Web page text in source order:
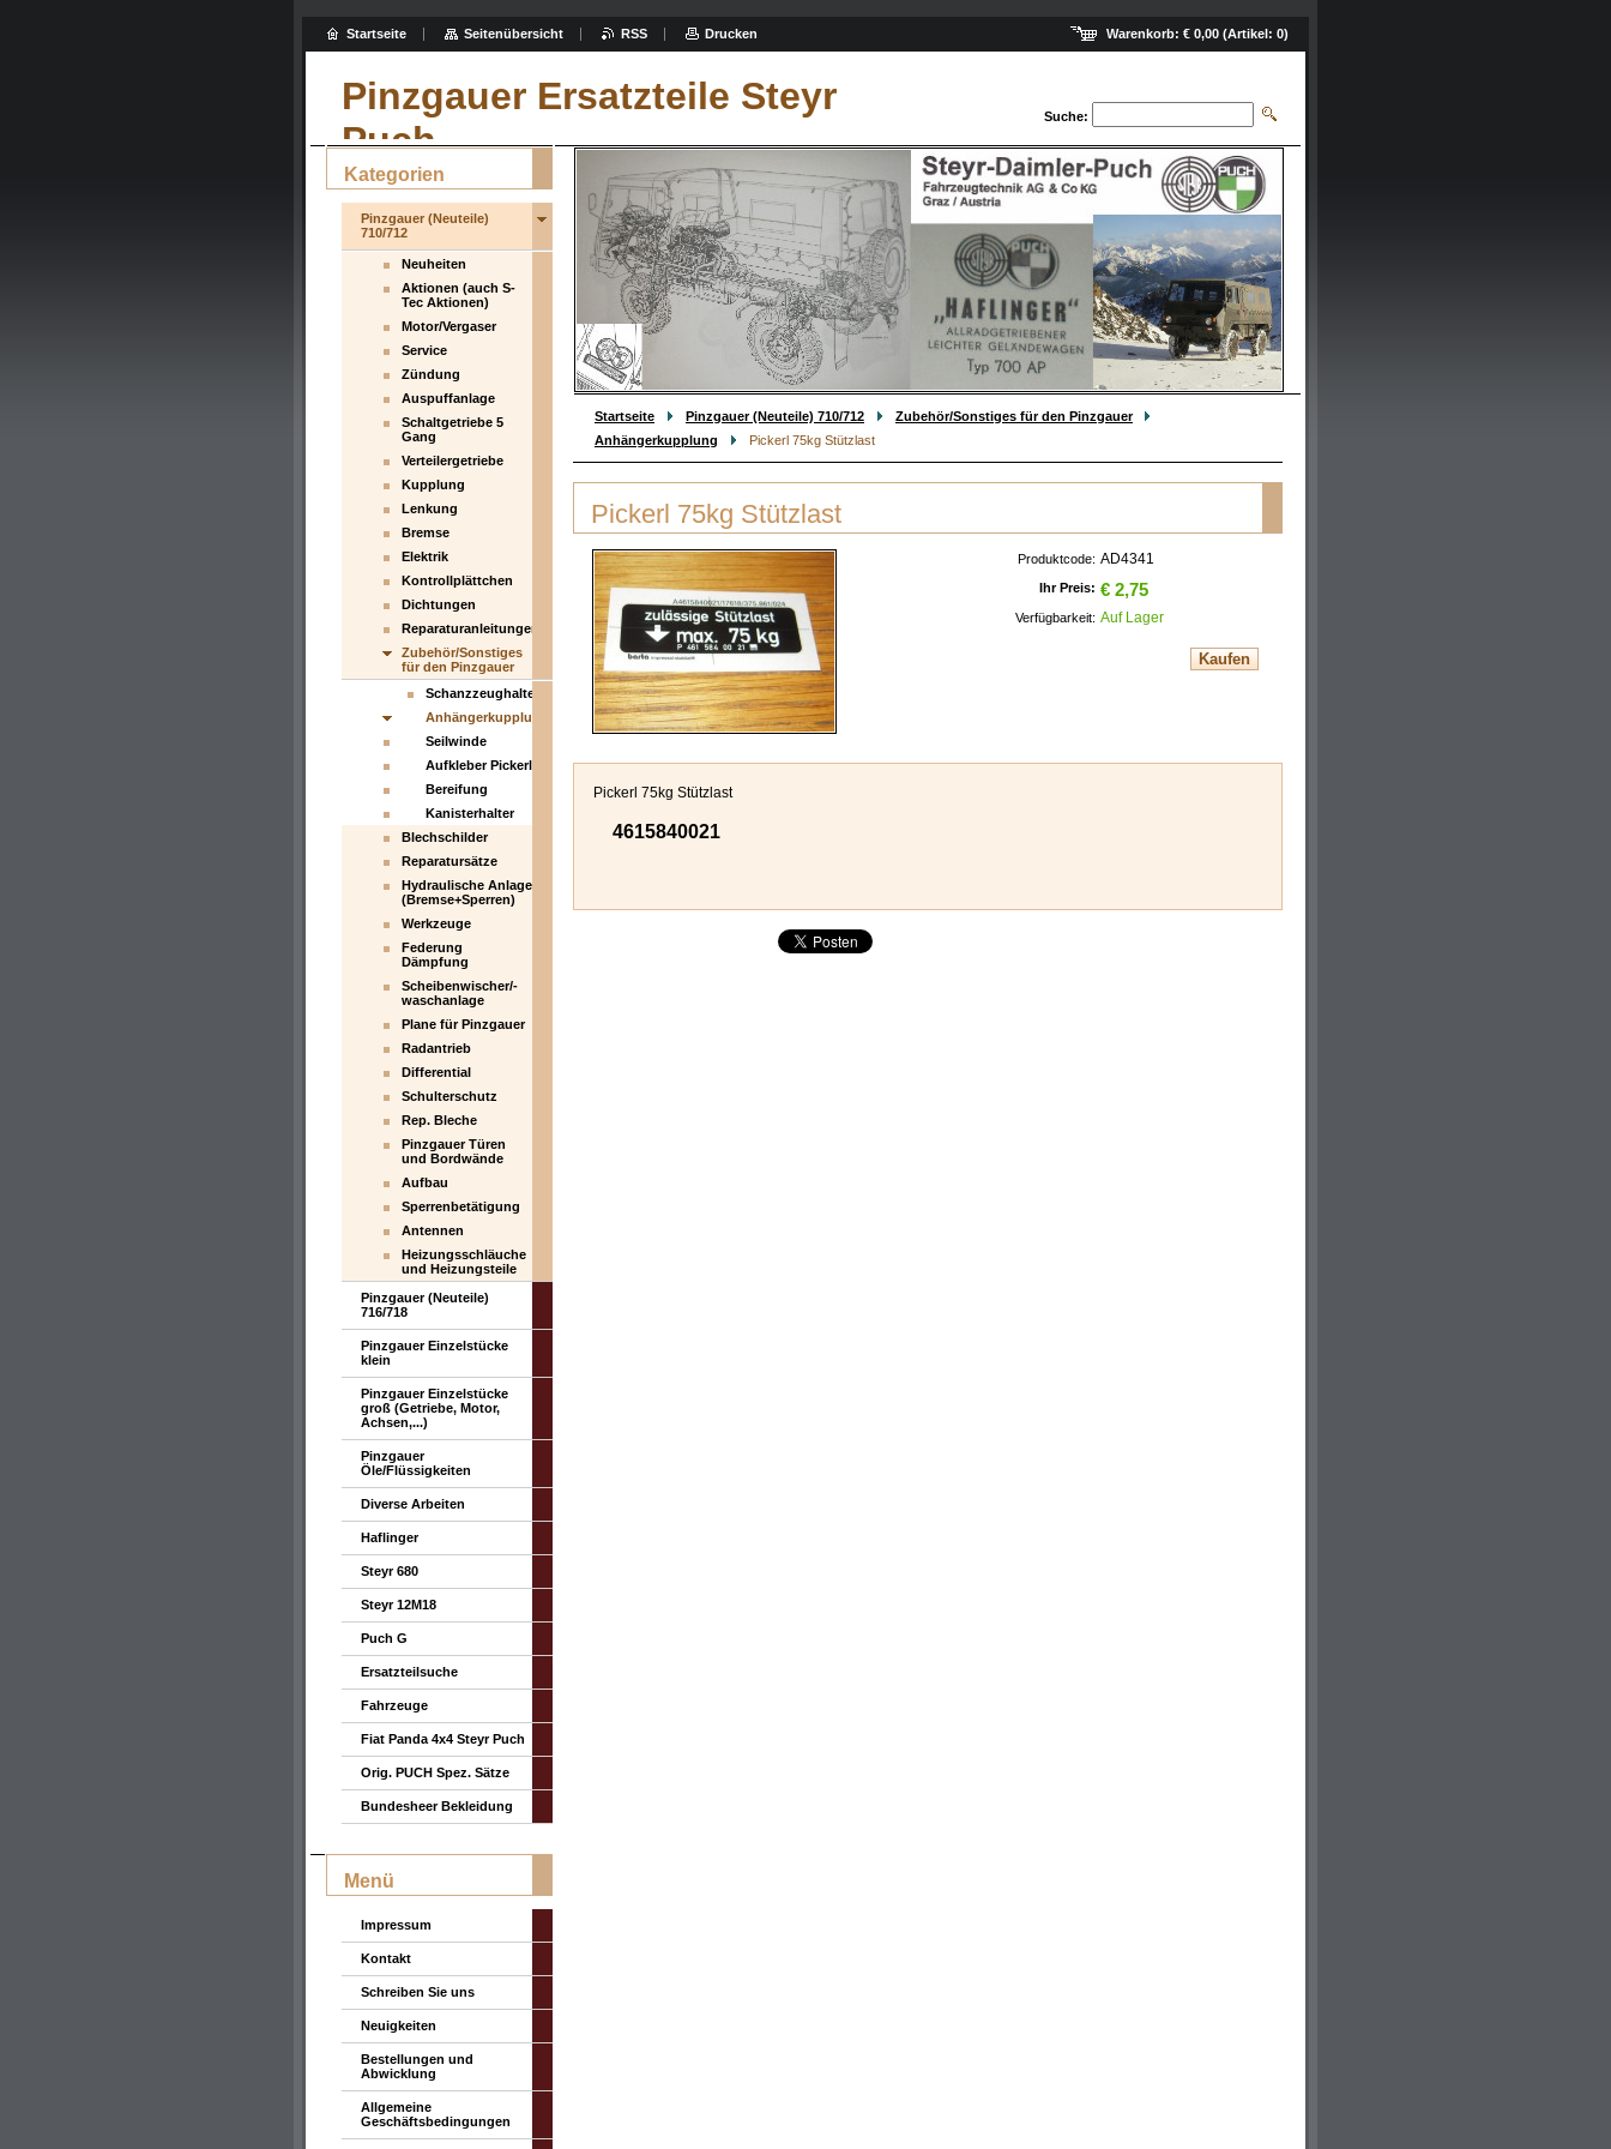
Pinzgauer Ersatzteile Steyr
Puch
Suche:
Startseite Pinzgauer (Neuteile) 710/712
Zubehör/Sonstiges für den Pinzgauer
Anhängerkupplung
Pickerl 75kg Stützlast
Pickerl 75kg Stützlast
Produktcode: AD4341
Ihr Preis: € 2,75
Verfügbarkeit: Auf Lager
Pickerl 75kg Stützlast
4615840021
Kategorien
Pinzgauer (Neuteile)
710/712
Neuheiten
Aktionen (auch S-
Tec Aktionen)
Motor/Vergaser
Service
Zündung
Auspuffanlage
Schaltgetriebe 5
Gang
Verteilergetriebe
Kupplung
Lenkung
Bremse
Elektrik
Kontrollplättchen
Dichtungen
Reparaturanleitungen
Zubehör/Sonstiges
für den Pinzgauer
Schanzzeughalterungen
Anhängerkupplung
Seilwinde
Aufkleber Pickerl
Bereifung
Kanisterhalter
Blechschilder
Reparatursätze
Hydraulische Anlage
(Bremse+Sperren)
Werkzeuge
Federung
Dämpfung
Scheibenwischer/-
waschanlage
Plane für Pinzgauer
Radantrieb
Differential
Schulterschutz
Rep. Bleche
Pinzgauer Türen
und Bordwände
Aufbau
Sperrenbetätigung
Antennen
Heizungsschläuche
und Heizungsteile
Pinzgauer (Neuteile)
716/718
Pinzgauer Einzelstücke
klein
Pinzgauer Einzelstücke
groß (Getriebe, Motor,
Achsen,...)
Pinzgauer
Öle/Flüssigkeiten
Diverse Arbeiten
Haflinger
Steyr 680
Steyr 12M18
Puch G
Ersatzteilsuche
Fahrzeuge
Fiat Panda 4x4 Steyr Puch
Orig. PUCH Spez. Sätze
Bundesheer Bekleidung
Menü
Impressum
Kontakt
Schreiben Sie uns
Neuigkeiten
Bestellungen und
Abwicklung
Allgemeine
Geschäftsbedingungen
Warenkorb: € 0,00 (Artikel: 0)
Startseite Seitenübersicht RSS Drucken